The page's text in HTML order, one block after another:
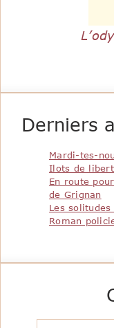
Derniers
Mardi-tes-
Ilots de
En route
de Grignan
Les
Roman